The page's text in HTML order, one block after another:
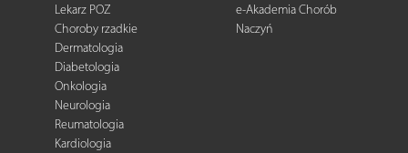
Lekarz POZ
Choroby rzadkie
Dermatologia
Diabetologia
Onkologia
Neurologia
Reumatologia
Kardiologia
e-Akademia Chorób
Naczyń